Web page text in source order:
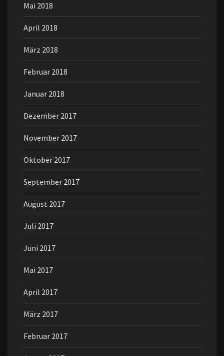
Mai 2018
April 2018
März 2018
Februar 2018
Januar 2018
Dezember 2017
November 2017
Oktober 2017
September 2017
August 2017
Juli 2017
Juni 2017
Mai 2017
April 2017
März 2017
Februar 2017